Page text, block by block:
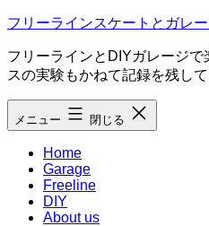
コ
テ
ン
ツ
へ
ス
フリーラインスケートとガレ
フリーラインとDIYガレージ
スの実験もかねて記録を残し
メニュー 閉じる
Home
Garage
Freeline
DIY
About us